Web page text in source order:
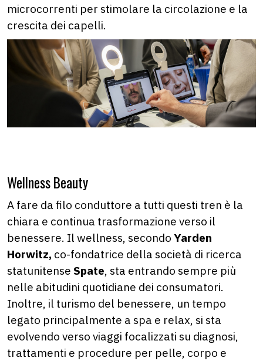
microcorrenti per stimolare la circolazione e la
crescita dei capelli.
Wellness Beauty
A fare da filo conduttore a tutti questi tren è la
chiara e continua trasformazione verso il
benessere. Il wellness, secondo Yarden
Horwitz, co-fondatrice della società di ricerca
statunitense Spate, sta entrando sempre più
nelle abitudini quotidiane dei consumatori.
Inoltre, il turismo del benessere, un tempo
legato principalmente a spa e relax, si sta
evolvendo verso viaggi focalizzati su diagnosi,
trattamenti e procedure per pelle, corpo e